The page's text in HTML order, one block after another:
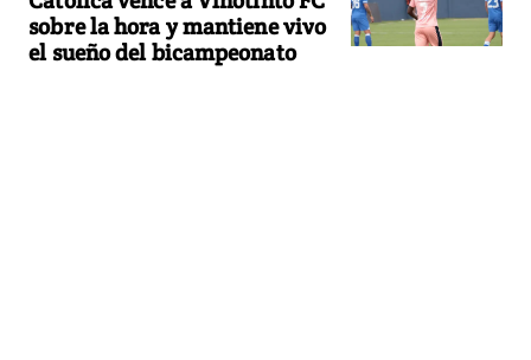
sobre la hora y mantiene vivo
el sueño del bicampeonato